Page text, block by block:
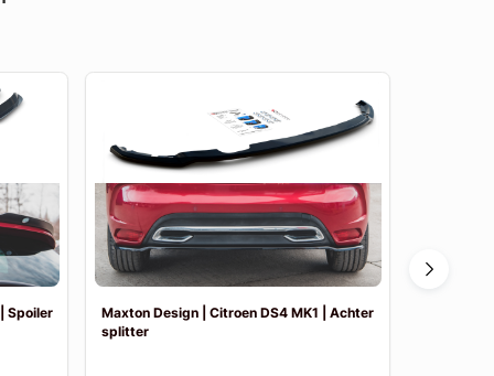
Spoiler
Maxton Design | Citroen DS4 MK1 | Achter
splitter